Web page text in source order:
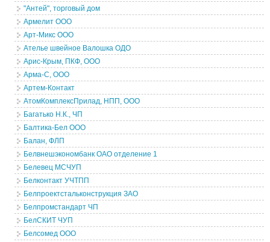
"Антей", торговый дом
Армелит ООО
Арт-Микс ООО
Ателье швейное Валошка ОДО
Арис-Крым, ПКФ, ООО
Арма-С, ООО
Артем-Контакт
АтомКомплексПрилад, НПП, ООО
Багатько Н.К., ЧП
Балтика-Бел ООО
Балан, ФЛП
Белвнешэкономбанк ОАО отделение 1
Белевец МСЧУП
Белконтакт УЧТПП
Белпроектстальконструкция ЗАО
Белпромстандарт ЧП
БелСКИТ ЧУП
Белсомед ООО